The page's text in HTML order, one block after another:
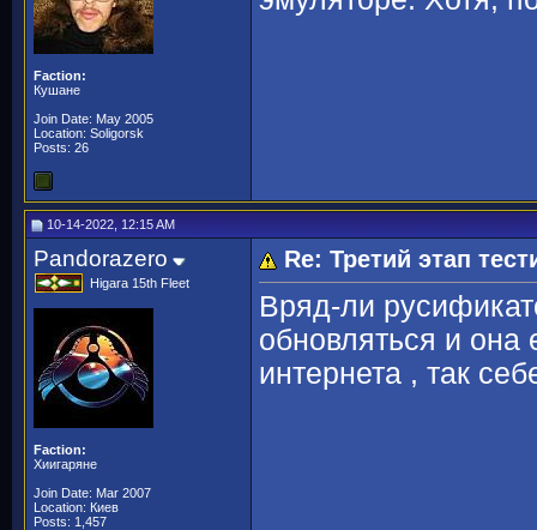
Faction:
Кушане
Join Date: May 2005
Location: Soligorsk
Posts: 26
10-14-2022, 12:15 AM
Pandorazero
Higara 15th Fleet
Faction:
Хиигаряне
Join Date: Mar 2007
Location: Киев
Posts: 1,457
Re: Третий этап
Вряд-ли
обновляться и
интернета , так